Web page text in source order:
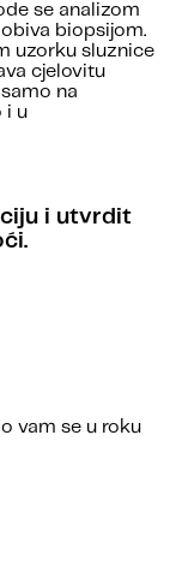
se analizom
biopsijom.
uzorku sluznice
cjelovitu
na
i u
i utvrdit
vam se u roku